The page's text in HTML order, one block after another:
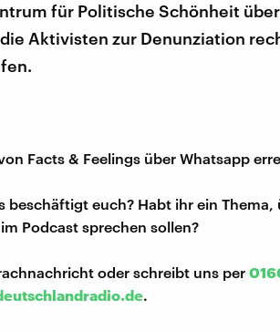
für Politische Schönheit
Aktivisten zur Denunziation
Facts & Feelings über Whatsapp
beschäftigt euch? Habt ihr ein
Podcast sprechen sollen?
oder schreibt uns per
.